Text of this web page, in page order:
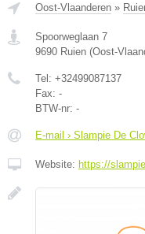
Oost-Vlaanderen »
Spoorweglaan 7
9690 Ruien (Oost-
Tel: +32499087137
Fax: -
BTW-nr: -
E-mail › Slampie De
Website: https://